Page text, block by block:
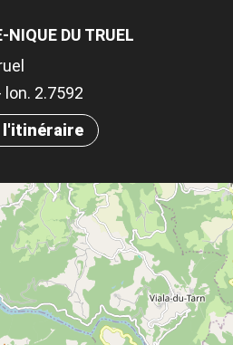
NIQUE DU TRUEL
lon. 2.7592
l'itinéraire